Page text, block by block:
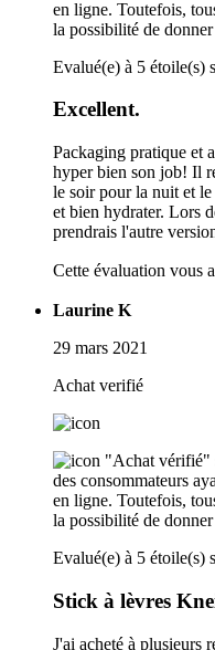
en ligne. Toutefois,
la possibilité de
Evalué(e) à 5 étoile(s)
Excellent.
Packaging pratique et
hyper bien son job! Il
le soir pour la nuit et
et bien hydrater. Lors
prendrais l'autre
Cette évaluation vous
Laurine K
29 mars 2021
Achat verifié
"Achat vérifié"
des consommateurs
en ligne. Toutefois,
la possibilité de
Evalué(e) à 5 étoile(s)
Stick à lèvres
J'ai acheté à plusieurs